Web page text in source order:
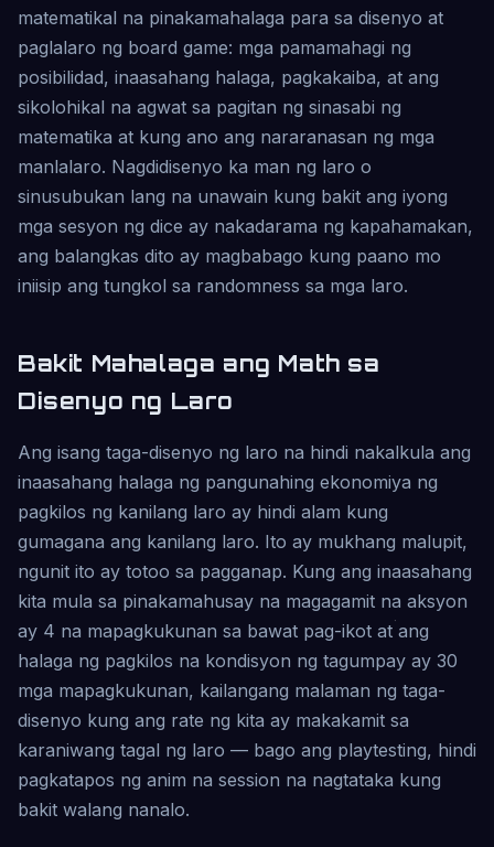
matematikal na pinakamahalaga para sa disenyo at
paglalaro ng board game: mga pamamahagi ng
posibilidad, inaasahang halaga, pagkakaiba, at ang
sikolohikal na agwat sa pagitan ng sinasabi ng
matematika at kung ano ang nararanasan ng mga
manlalaro. Nagdidisenyo ka man ng laro o
sinusubukan lang na unawain kung bakit ang iyong
mga sesyon ng dice ay nakadarama ng kapahamakan,
ang balangkas dito ay magbabago kung paano mo
iniisip ang tungkol sa randomness sa mga laro.
Bakit Mahalaga ang Math sa
Disenyo ng Laro
Ang isang taga-disenyo ng laro na hindi nakalkula ang
inaasahang halaga ng pangunahing ekonomiya ng
pagkilos ng kanilang laro ay hindi alam kung
gumagana ang kanilang laro. Ito ay mukhang malupit,
ngunit ito ay totoo sa pagganap. Kung ang inaasahang
kita mula sa pinakamahusay na magagamit na aksyon
ay 4 na mapagkukunan sa bawat pag-ikot at ang
halaga ng pagkilos na kondisyon ng tagumpay ay 30
mga mapagkukunan, kailangang malaman ng taga-
disenyo kung ang rate ng kita ay makakamit sa
karaniwang tagal ng laro — bago ang playtesting, hindi
pagkatapos ng anim na session na nagtataka kung
bakit walang nanalo.